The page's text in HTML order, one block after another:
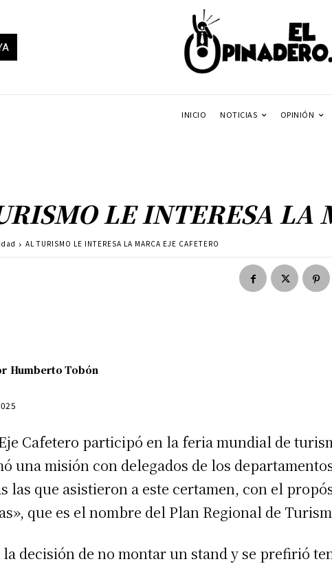
INICIO NOTICIAS OPINIÓN
LE INTERESA LA
AL TURISMO LE INTERESA LA MARCA EJE CAFETERO
Humberto Tobón
Cafetero participó en la feria mundial de
una misión con delegados de los
las que asistieron a este certamen, con el
que es el nombre del Plan Regional de
la decisión de no montar un stand y se prefirió